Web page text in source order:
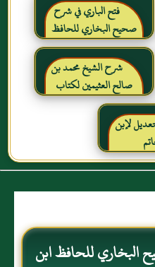
فتح الباري في شرح
صحيح البخاري للحافظ
ابن حجر العسقلاني
شرح الشيخ محمد بن
صالح العثيمين لكتاب
رياض الصالحين للإمام
النووي رحمهم الله تعالى
لإبن
البخاري للحافظ ابن